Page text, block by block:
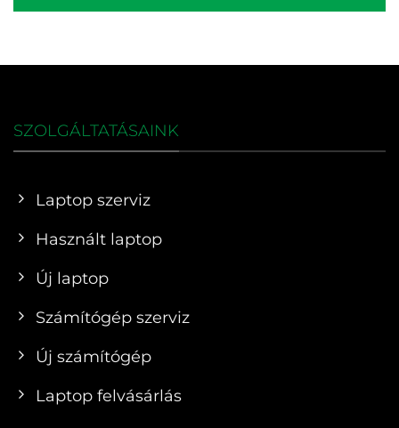
SZOLGÁLTATÁSAINK
Laptop szerviz
Használt laptop
Új laptop
Számítógép szerviz
Új számítógép
Laptop felvásárlás